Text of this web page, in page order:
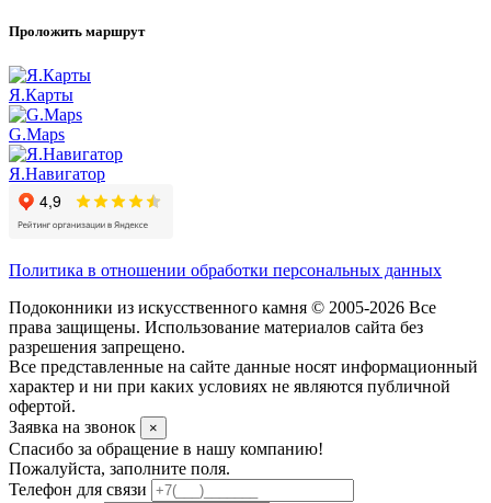
Проложить маршрут
Я.Карты
G.Maps
Я.Навигатор
Политика в отношении обработки персональных данных
Подоконники из искусственного камня © 2005-2026 Все
права защищены. Использование материалов сайта без
разрешения запрещено.
Все представленные на сайте данные носят информационный
характер и ни при каких условиях не являются публичной
офертой.
Заявка на звонок
×
Спасибо за обращение в нашу компанию!
Пожалуйста, заполните поля.
Телефон для связи